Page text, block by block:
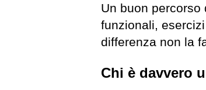
Un buon percorso
funzionali,
differenza non la
Chi è davvero